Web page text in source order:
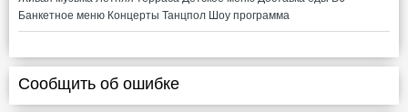
Банкетное меню Концерты Танцпол Шоу программа
Сообщить об ошибке